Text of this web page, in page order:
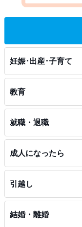
妊娠･出産･子育て
教育
就職・退職
成人になったら
引越し
結婚・離婚